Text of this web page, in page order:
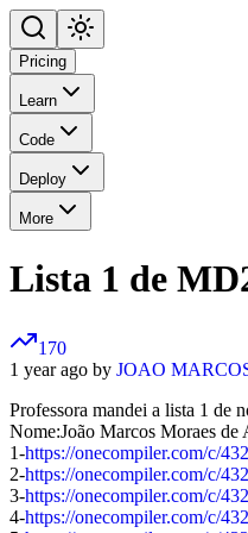
Pricing
Learn
Code
Deploy
More
Lista 1 de
170
1 year ago by JOAO
Professora mandei a lista 1 de
Nome:João Marcos Moraes de
1-https://onecompiler.com/c/
2-https://onecompiler.com/c/
3-https://onecompiler.com/c/
4-https://onecompiler.com/c/